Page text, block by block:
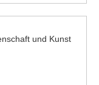
und Kunst